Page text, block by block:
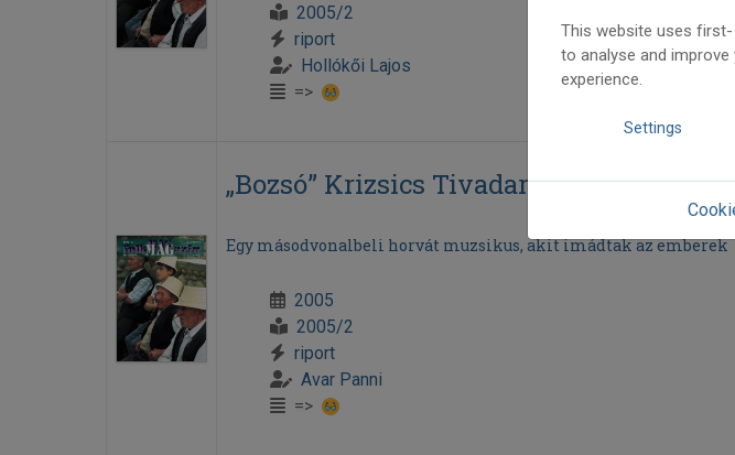
2005/2
riport
Hollókői Lajos
=>
„Bozsó” Krizsics Tivadar
Egy másodvonalbeli horvát muzsikus, akit imádtak az emberek
2005
2005/2
riport
Avar Panni
=>
This website uses
to analyse and
experience.
Settings